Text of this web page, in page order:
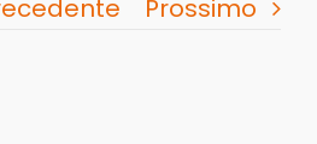
Prossimo